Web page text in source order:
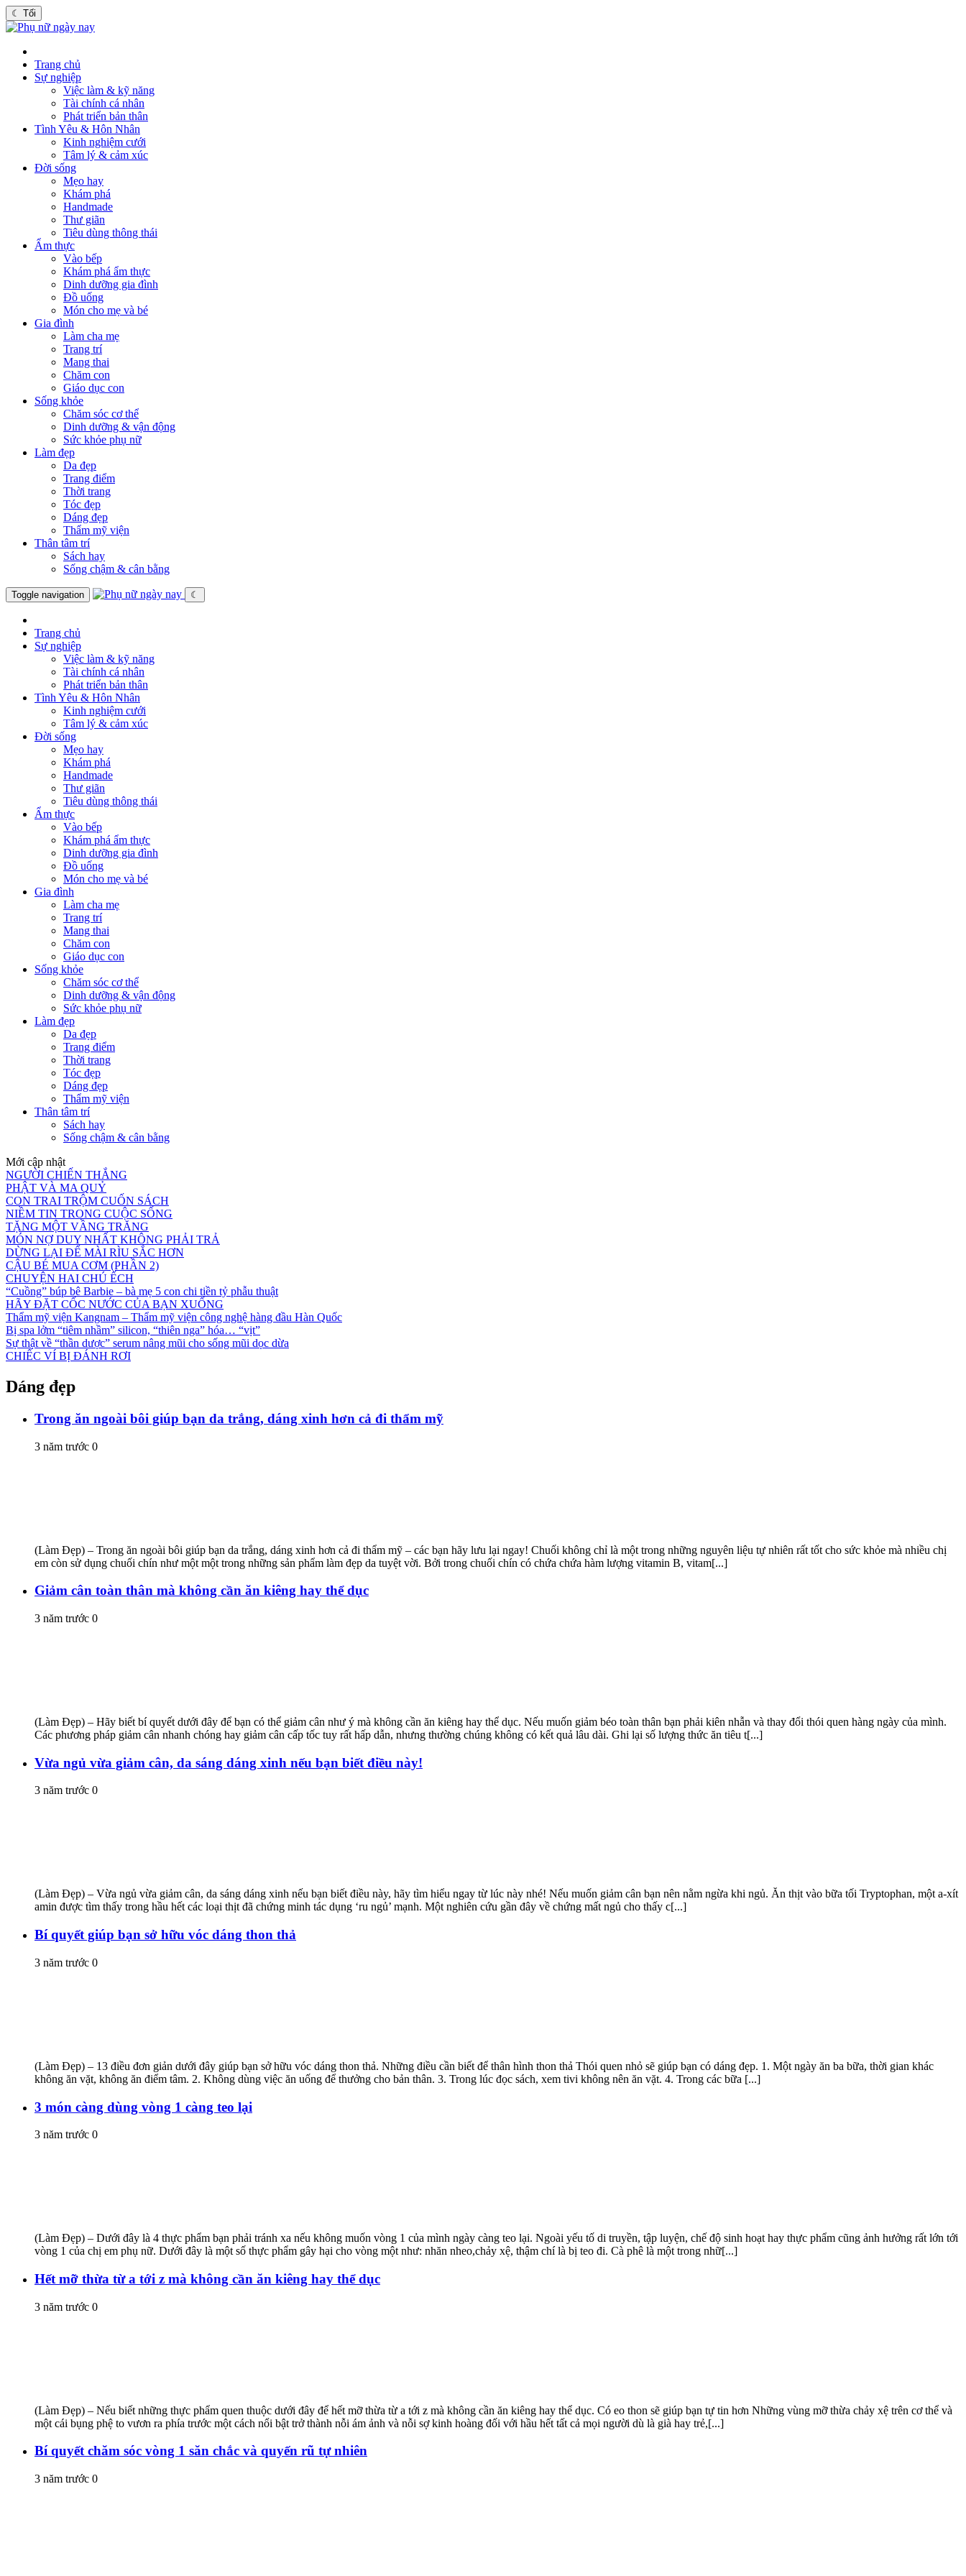
☾ Tối
Trang chủ
Sự nghiệp
Việc làm & kỹ năng
Tài chính cá nhân
Phát triển bản thân
Tình Yêu & Hôn Nhân
Kinh nghiệm cưới
Tâm lý & cảm xúc
Đời sống
Mẹo hay
Khám phá
Handmade
Thư giãn
Tiêu dùng thông thái
Ẩm thực
Vào bếp
Khám phá ẩm thực
Dinh dưỡng gia đình
Đồ uống
Món cho mẹ và bé
Gia đình
Làm cha mẹ
Trang trí
Mang thai
Chăm con
Giáo dục con
Sống khỏe
Chăm sóc cơ thể
Dinh dưỡng & vận động
Sức khỏe phụ nữ
Làm đẹp
Da đẹp
Trang điểm
Thời trang
Tóc đẹp
Dáng đẹp
Thẩm mỹ viện
Thân tâm trí
Sách hay
Sống chậm & cân bằng
Toggle navigation ☾
Trang chủ
Sự nghiệp
Việc làm & kỹ năng
Tài chính cá nhân
Phát triển bản thân
Tình Yêu & Hôn Nhân
Kinh nghiệm cưới
Tâm lý & cảm xúc
Đời sống
Mẹo hay
Khám phá
Handmade
Thư giãn
Tiêu dùng thông thái
Ẩm thực
Vào bếp
Khám phá ẩm thực
Dinh dưỡng gia đình
Đồ uống
Món cho mẹ và bé
Gia đình
Làm cha mẹ
Trang trí
Mang thai
Chăm con
Giáo dục con
Sống khỏe
Chăm sóc cơ thể
Dinh dưỡng & vận động
Sức khỏe phụ nữ
Làm đẹp
Da đẹp
Trang điểm
Thời trang
Tóc đẹp
Dáng đẹp
Thẩm mỹ viện
Thân tâm trí
Sách hay
Sống chậm & cân bằng
Mới cập nhật
NGƯỜI CHIẾN THẮNG
PHẬT VÀ MA QUỶ
CON TRAI TRỘM CUỐN SÁCH
NIỀM TIN TRONG CUỘC SỐNG
TẶNG MỘT VẦNG TRĂNG
MÓN NỢ DUY NHẤT KHÔNG PHẢI TRẢ
DỪNG LẠI ĐỂ MÀI RÌU SẮC HƠN
CẬU BÉ MUA CƠM (PHẦN 2)
CHUYỆN HAI CHÚ ẾCH
“Cuồng” búp bê Barbie – bà mẹ 5 con chi tiền tỷ phẫu thuật
HÃY ĐẶT CỐC NƯỚC CỦA BẠN XUỐNG
Thẩm mỹ viện Kangnam – Thẩm mỹ viện công nghệ hàng đầu Hàn Quốc
Bị spa lởm “tiêm nhầm” silicon, “thiên nga” hóa… “vịt”
Sự thật về “thần dược” serum nâng mũi cho sống mũi dọc dừa
CHIẾC VÍ BỊ ĐÁNH RƠI
Dáng đẹp
Trong ăn ngoài bôi giúp bạn da trắng, dáng xinh hơn cả đi thẩm mỹ
3 năm trước 0
(Làm Đẹp) – Trong ăn ngoài bôi giúp bạn da trắng, dáng xinh hơn cả đi thẩm mỹ – các bạn hãy lưu lại ngay! Chuối không chỉ là một trong những nguyên liệu tự nhiên rất tốt cho sức khỏe mà nhiều chị
em còn sử dụng chuối chín như một một trong những sản phẩm làm đẹp da tuyệt vời. Bởi trong chuối chín có chứa chứa hàm lượng vitamin B, vitam[...]
Giảm cân toàn thân mà không cần ăn kiêng hay thể dục
3 năm trước 0
(Làm Đẹp) – Hãy biết bí quyết dưới đây để bạn có thể giảm cân như ý mà không cần ăn kiêng hay thể dục. Nếu muốn giảm béo toàn thân bạn phải kiên nhẫn và thay đổi thói quen hàng ngày của mình.
Các phương pháp giảm cân nhanh chóng hay giảm cân cấp tốc tuy rất hấp dẫn, nhưng thường chúng không có kết quả lâu dài. Ghi lại số lượng thức ăn tiêu t[...]
Vừa ngủ vừa giảm cân, da sáng dáng xinh nếu bạn biết điều này!
3 năm trước 0
(Làm Đẹp) – Vừa ngủ vừa giảm cân, da sáng dáng xinh nếu bạn biết điều này, hãy tìm hiểu ngay từ lúc này nhé! Nếu muốn giảm cân bạn nên nằm ngừa khi ngủ. Ăn thịt vào bữa tối Tryptophan, một a-xít
amin được tìm thấy trong hầu hết các loại thịt đã chứng minh tác dụng ‘ru ngủ’ mạnh. Một nghiên cứu gần đây về chứng mất ngủ cho thấy c[...]
Bí quyết giúp bạn sở hữu vóc dáng thon thả
3 năm trước 0
(Làm Đẹp) – 13 điều đơn giản dưới đây giúp bạn sở hữu vóc dáng thon thả. Những điều cần biết để thân hình thon thả Thói quen nhỏ sẽ giúp bạn có dáng đẹp. 1. Một ngày ăn ba bữa, thời gian khác
không ăn vặt, không ăn điểm tâm. 2. Không dùng việc ăn uống để thưởng cho bản thân. 3. Trong lúc đọc sách, xem tivi không nên ăn vặt. 4. Trong các bữa [...]
3 món càng dùng vòng 1 càng teo lại
3 năm trước 0
(Làm Đẹp) – Dưới đây là 4 thực phẩm bạn phải tránh xa nếu không muốn vòng 1 của mình ngày càng teo lại. Ngoài yếu tố di truyền, tập luyện, chế độ sinh hoạt hay thực phẩm cũng ảnh hưởng rất lớn tới
vòng 1 của chị em phụ nữ. Dưới đây là một số thực phẩm gây hại cho vòng một như: nhăn nheo,chảy xệ, thậm chí là bị teo đi. Cà phê là một trong nhữ[...]
Hết mỡ thừa từ a tới z mà không cần ăn kiêng hay thể dục
3 năm trước 0
(Làm Đẹp) – Nếu biết những thực phẩm quen thuộc dưới đây để hết mỡ thừa từ a tới z mà không cần ăn kiêng hay thể dục. Có eo thon sẽ giúp bạn tự tin hơn Những vùng mỡ thừa chảy xệ trên cơ thể và
một cái bụng phệ to vươn ra phía trước một cách nổi bật trở thành nỗi ám ảnh và nỗi sợ kinh hoàng đối với hầu hết tất cả mọi người dù là già hay trẻ,[...]
Bí quyết chăm sóc vòng 1 săn chắc và quyến rũ tự nhiên
3 năm trước 0